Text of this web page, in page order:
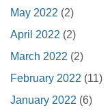
May 2022 (2)
April 2022 (2)
March 2022 (2)
February 2022 (11)
January 2022 (6)